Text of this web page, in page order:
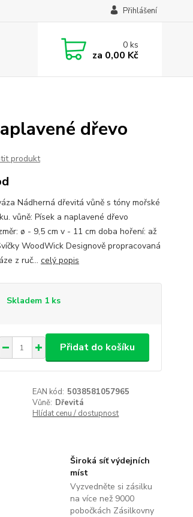
Přihlášení
0ks
za 0,00 Kč
dřevo
produkt
Nádherná dřevitá vůně s tóny mořské
vůně: Písek a naplavené dřevo
ø - 9,5 cm v - 11 cm doba hoření: až
WoodWick Designově propracovaná
z ruč... celý popis
Skladem 1 ks
Přidat do košíku
EAN kód: 5038581057965
Vůně: Dřevitá
Hlídat cenu / dostupnost
Široká síť výdejních
míst
Vyzvedněte si zásilku
na více než 9000
pobočkách Zásilkovny